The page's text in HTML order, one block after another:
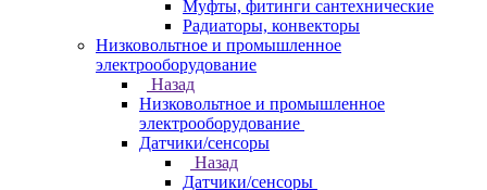
Муфты, фитинги сантехнические
Радиаторы, конвекторы
Низковольтное и промышленное
электрооборудование
Назад
Низковольтное и промышленное
электрооборудование
Датчики/сенсоры
Назад
Датчики/сенсоры